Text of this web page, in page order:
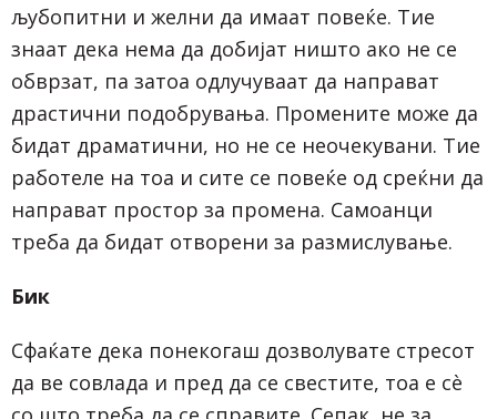
љубопитни и желни да имаат повеќе. Тие
знаат дека нема да добијат ништо ако не се
обврзат, па затоа одлучуваат да направат
драстични подобрувања. Промените може да
бидат драматични, но не се неочекувани. Тие
работеле на тоа и сите се повеќе од среќни да
направат простор за промена. Самоанци
треба да бидат отворени за размислување.
Бик
Сфаќате дека понекогаш дозволувате стресот
да ве совлада и пред да се свестите, тоа е сè